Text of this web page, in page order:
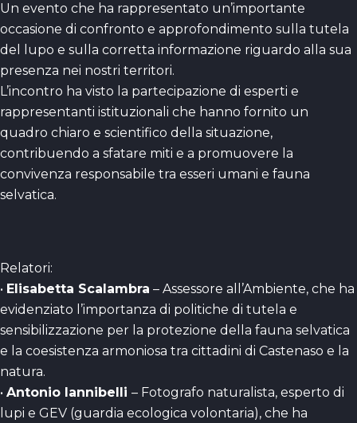
Un evento che ha rappresentato un’importante
occasione di confronto e approfondimento sulla tutela
del lupo e sulla corretta informazione riguardo alla sua
presenza nei nostri territori.
L’incontro ha visto la partecipazione di esperti e
rappresentanti istituzionali che hanno fornito un
quadro chiaro e scientifico della situazione,
contribuendo a sfatare miti e a promuovere la
convivenza responsabile tra esseri umani e fauna
selvatica.
Relatori:
• Elisabetta Scalambra – Assessore all’Ambiente, che ha
evidenziato l’importanza di politiche di tutela e
sensibilizzazione per la protezione della fauna selvatica
e la coesistenza armoniosa tra cittadini di Castenaso e la
natura.
• Antonio Iannibelli – Fotografo naturalista, esperto di
lupi e GEV (guardia ecologica volontaria), che ha